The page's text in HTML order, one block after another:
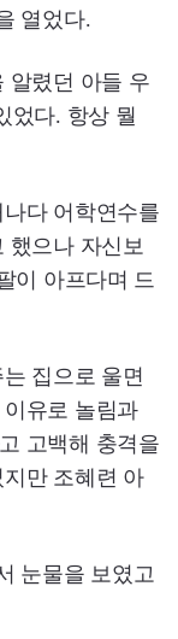
열었다.
알렸던 아들 우
었다. 항상 뭘
다 어학연수를
했으나 자신보
이 아프다며 드
집으로 울면
유로 놀림과
고백해 충격을
만 조혜련 아
눈물을 보였고